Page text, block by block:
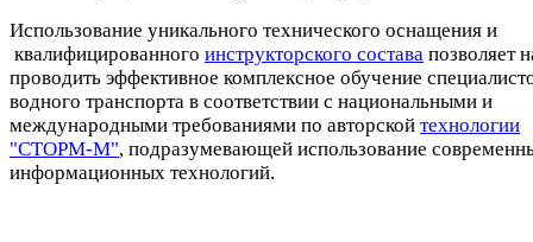
Использование уникального технического оснащения и
квалифицированного инструкторского состава позволяет
проводить эффективное комплексное обучение
водного транспорта в соответствии с национальными и
международными требованиями по авторской технологии
"СТОРМ-М", подразумевающей использование
информационных технологий.